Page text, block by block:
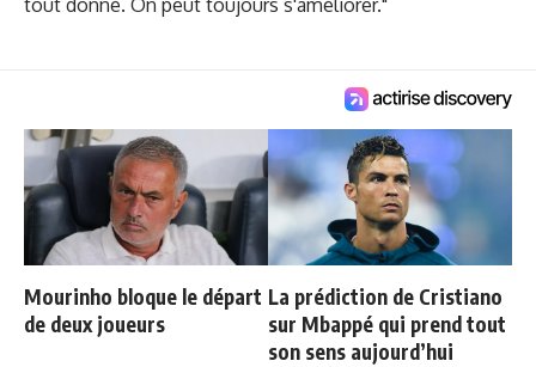
Mourinho bloque le départ
de deux joueurs
La prédiction de Cristiano
sur Mbappé qui prend tout
son sens aujourd’hui